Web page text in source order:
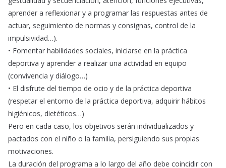
aprender a reflexionar y a programar las respuestas antes de
actuar, seguimiento de normas y consignas, control de la
impulsividad…).
• Fomentar habilidades sociales, iniciarse en la práctica
deportiva y aprender a realizar una actividad en equipo
(convivencia y diálogo…)
• El disfrute del tiempo de ocio y de la práctica deportiva
(respetar el entorno de la práctica deportiva, adquirir hábitos
higiénicos, dietéticos…)
Pero en cada caso, los objetivos serán individualizados y
pactados con el niño o la familia, persiguiendo sus propias
motivaciones.
La duración del programa a lo largo del año debe coincidir con